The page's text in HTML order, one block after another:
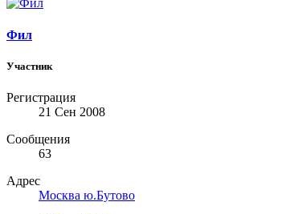
Фил
Участник
Регистрация
21 Сен 2008
Сообщения
63
Адрес
Москва ю.Бутово